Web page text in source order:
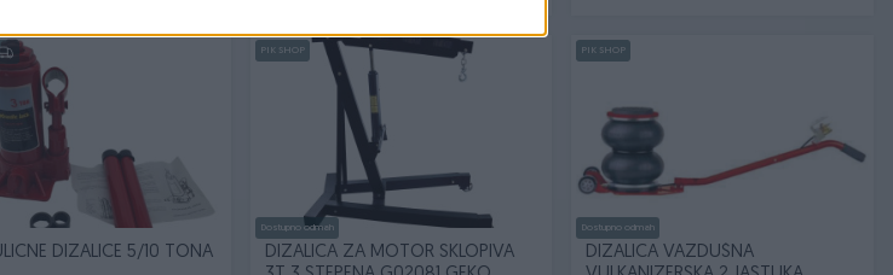
DIZALICE 5/10 TONA
PIK SHOP
Dostupno odmah
DIZALICA ZA MOTOR SKLOPIVA
PIK SHOP
Dostupno odmah
DIZALICA VAZDUŠNA